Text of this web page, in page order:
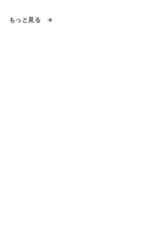
もっと見る